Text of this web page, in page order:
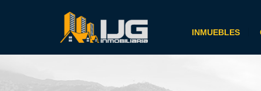
INMUEBLES